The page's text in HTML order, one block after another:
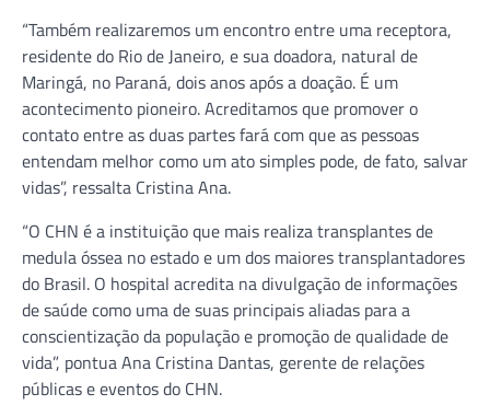
“Também realizaremos um encontro entre uma receptora,
residente do Rio de Janeiro, e sua doadora, natural de
Maringá, no Paraná, dois anos após a doação. É um
acontecimento pioneiro. Acreditamos que promover o
contato entre as duas partes fará com que as pessoas
entendam melhor como um ato simples pode, de fato, salvar
vidas”, ressalta Cristina Ana.
“O CHN é a instituição que mais realiza transplantes de
medula óssea no estado e um dos maiores transplantadores
do Brasil. O hospital acredita na divulgação de informações
de saúde como uma de suas principais aliadas para a
conscientização da população e promoção de qualidade de
vida”, pontua Ana Cristina Dantas, gerente de relações
públicas e eventos do CHN.